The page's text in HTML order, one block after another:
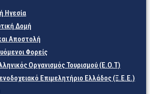
Ηγεσία
Δομή
Αποστολή
Φορείς
Οργανισμός Τουρισμού (Ε.Ο.Τ)
Επιμελητήριο Ελλάδος (Ξ.Ε.Ε.)